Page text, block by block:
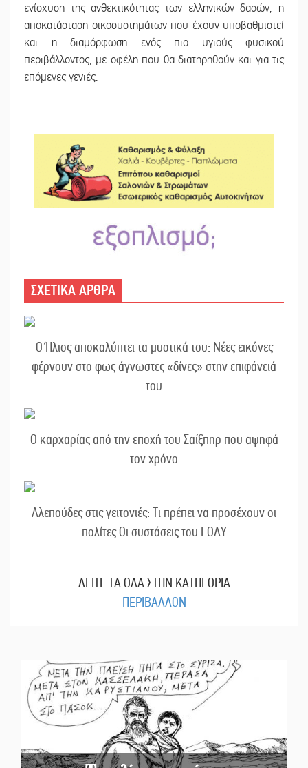
ενίσχυση της ανθεκτικότητας των ελληνικών δασών, η
αποκατάσταση οικοσυστημάτων που έχουν υποβαθμιστεί
και η διαμόρφωση ενός πιο υγιούς φυσικού
περιβάλλοντος, με οφέλη που θα διατηρηθούν και για τις
επόμενες γενιές.
ΣΧΕΤΙΚΑ ΑΡΘΡΑ
Ο Ήλιος αποκαλύπτει τα μυστικά του: Νέες εικόνες
φέρνουν στο φως άγνωστες «δίνες» στην επιφάνειά
του
Ο καρχαρίας από την εποχή του Σαίξπηρ που αψηφά
τον χρόνο
Αλεπούδες στις γειτονιές: Τι πρέπει να προσέχουν οι
πολίτες Οι συστάσεις του ΕΟΔΥ
ΔΕΙΤΕ ΤΑ ΟΛΑ ΣΤΗΝ ΚΑΤΗΓΟΡΙΑ
ΠΕΡΙΒΑΛΛΟΝ